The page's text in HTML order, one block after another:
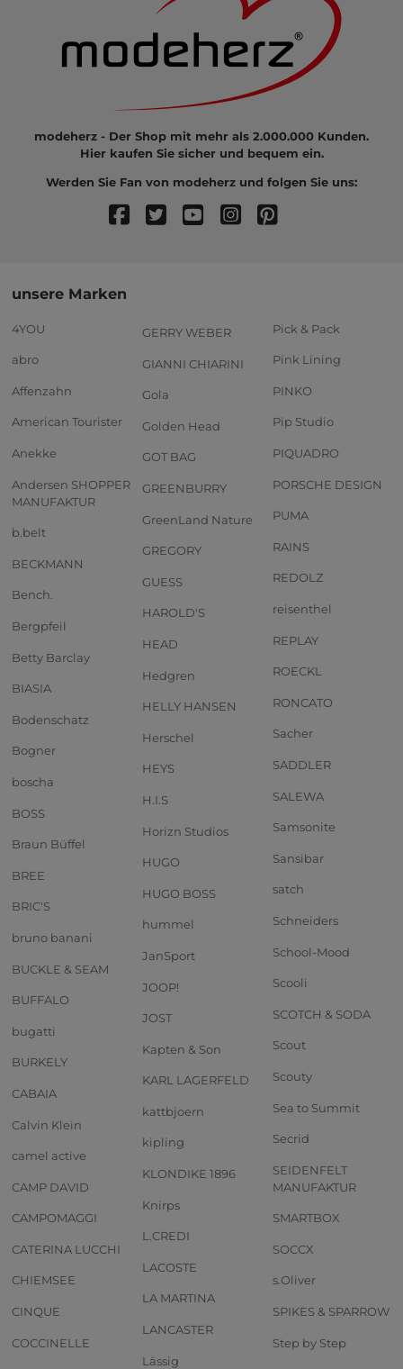
modeherz - Der Shop mit mehr als 2.000.000 Kunden.
Hier kaufen Sie sicher und bequem ein.
Werden Sie Fan von modeherz und folgen Sie uns:
unsere Marken
4YOU
abro
Affenzahn
American Tourister
Anekke
Andersen SHOPPER
MANUFAKTUR
b.belt
BECKMANN
Bench.
Bergpfeil
Betty Barclay
BIASIA
Bodenschatz
Bogner
boscha
BOSS
Braun Büffel
BREE
BRIC'S
bruno banani
BUCKLE & SEAM
BUFFALO
bugatti
BURKELY
CABAIA
Calvin Klein
camel active
CAMP DAVID
CAMPOMAGGI
CATERINA LUCCHI
CHIEMSEE
CINQUE
COCCINELLE
GERRY WEBER
GIANNI CHIARINI
Gola
Golden Head
GOT BAG
GREENBURRY
GreenLand Nature
GREGORY
GUESS
HAROLD'S
HEAD
Hedgren
HELLY HANSEN
Herschel
HEYS
H.I.S
Horizn Studios
HUGO
HUGO BOSS
hummel
JanSport
JOOP!
JOST
Kapten & Son
KARL LAGERFELD
kattbjoern
kipling
KLONDIKE 1896
Knirps
L.CREDI
LACOSTE
LA MARTINA
LANCASTER
Lässig
Pick & Pack
Pink Lining
PINKO
Pip Studio
PIQUADRO
PORSCHE DESIGN
PUMA
RAINS
REDOLZ
reisenthel
REPLAY
ROECKL
RONCATO
Sacher
SADDLER
SALEWA
Samsonite
Sansibar
satch
Schneiders
School-Mood
Scooli
SCOTCH & SODA
Scout
Scouty
Sea to Summit
Secrid
SEIDENFELT
MANUFAKTUR
SMARTBOX
SOCCX
s.Oliver
SPIKES & SPARROW
Step by Step